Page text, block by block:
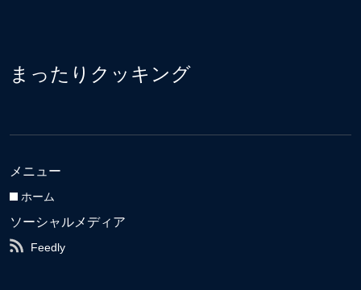
まったりクッキング
メニュー
ホーム
ソーシャルメディア
Feedly